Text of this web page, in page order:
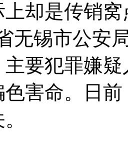
却是传销
无锡市公安
要犯罪嫌
色害命。日